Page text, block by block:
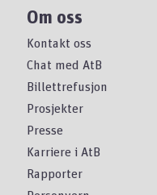
Om oss
Kontakt oss
Chat med AtB
Billettrefusjon
Prosjekter
Presse
Karriere i AtB
Rapporter